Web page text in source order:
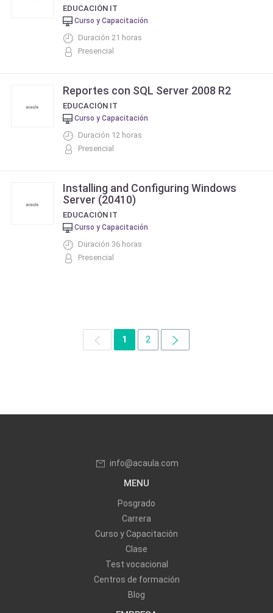
EDUCACIÓN IT
Curso y Capacitación
Duración 21 horas
Presencial
Reportes con SQL Server 2008 R2
EDUCACIÓN IT
Curso y Capacitación
Duración 12 horas
Presencial
Installing and Configuring Windows
Server (20410)
EDUCACIÓN IT
Curso y Capacitación
Duración 36 horas
Presencial
1 2
info@acaula.com
MENU
Posgrado
Carrera
Curso y Capacitación
Clase
Test vocacional
Centros de formación
Blog